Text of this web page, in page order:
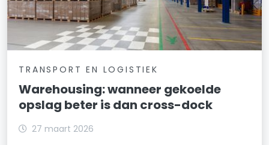
TRANSPORT EN LOGISTIEK
Warehousing: wanneer gekoelde
opslag beter is dan cross-dock
27 maart 2026